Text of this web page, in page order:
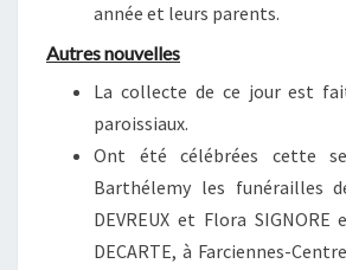
année et leurs parents.
Autres nouvelles
La collecte de ce jour est
paroissiaux.
Ont été célébrées cette
Barthélemy les funérailles
DEVREUX et Flora SIGNORE
DECARTE, à Farciennes-